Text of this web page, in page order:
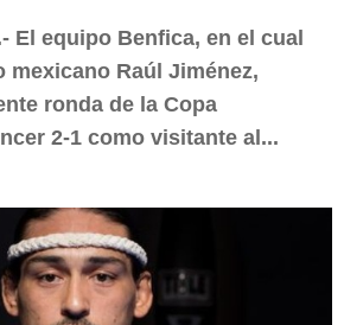
El equipo Benfica, en el cual
mexicano Raúl Jiménez,
ronda de la Copa
2-1 como visitante al...